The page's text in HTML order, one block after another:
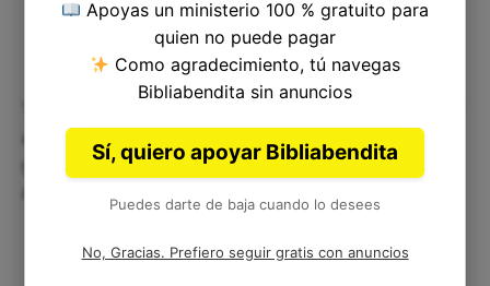
a otros a tomar decisiones correctas y justas,
guiándolos hacia el camino correcto y
Apoyas un ministerio 100 % gratuito para
quien no puede pagar
Como agradecimiento, tú navegas
Bibliabendita sin anuncios
Sí, quiero apoyar Bibliabendita
Puedes darte de baja cuando lo desees
No, Gracias. Prefiero seguir gratis con anuncios